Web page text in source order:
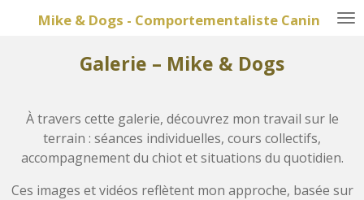
PasserMike & Dogs - Comportementaliste Canin
Galerie – Mike & Dogs
À travers cette galerie, découvrez mon travail sur le
terrain : séances individuelles, cours collectifs,
accompagnement du chiot et situations du quotidien.
Ces images et vidéos reflètent mon approche, basée sur